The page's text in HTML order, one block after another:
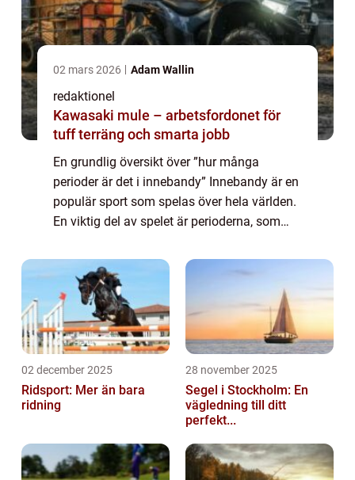
02 mars 2026 Adam Wallin
redaktionel
Kawasaki mule – arbetsfordonet för
tuff terräng och smarta jobb
En grundlig översikt över ”hur många
perioder är det i innebandy” Innebandy är en
populär sport som spelas över hela världen.
En viktig del av spelet är perioderna, som
match. Genom att förstå hur m...
02 december 2025
Ridsport: Mer än bara
ridning
28 november 2025
Segel i Stockholm: En
vägledning till ditt
perfekt...